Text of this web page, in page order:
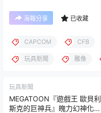
海報分享 已收藏
CAPCOM CFB
玩具新聞 雕像
玩具新聞
MEGATOON『遊戲王 歐貝利
斯克的巨神兵』魄力幻神化為